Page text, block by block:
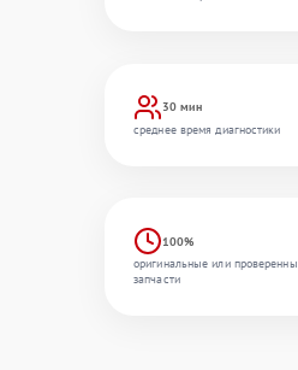
30 мин
среднее время диагностики
100%
оригинальные или
запчасти